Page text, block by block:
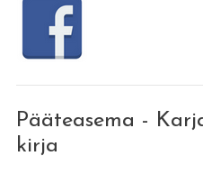
Pääteasema -
kirja